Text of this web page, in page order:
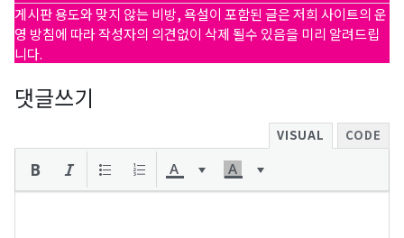
게시판 용도와 맞지 않는 비방, 욕설이 포함된 글은 저희 사이트의 운
영 방침에 따라 작성자의 의견없이 삭제 될수 있음을 미리 알려드립
니다.
댓글쓰기
VISUAL CODE